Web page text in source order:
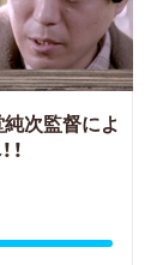
純次監督によ